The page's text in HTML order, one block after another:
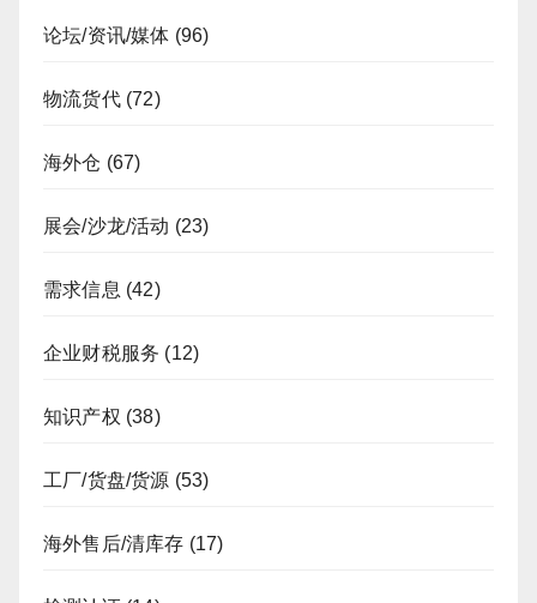
论坛/资讯/媒体 (96)
物流货代(72)
海外仓 (67)
展会/沙龙/活动 (23)
需求信息 (42)
企业财税服务 (12)
知识产权 (38)
工厂/货盘/货源 (53)
海外售后/清库存 (17)